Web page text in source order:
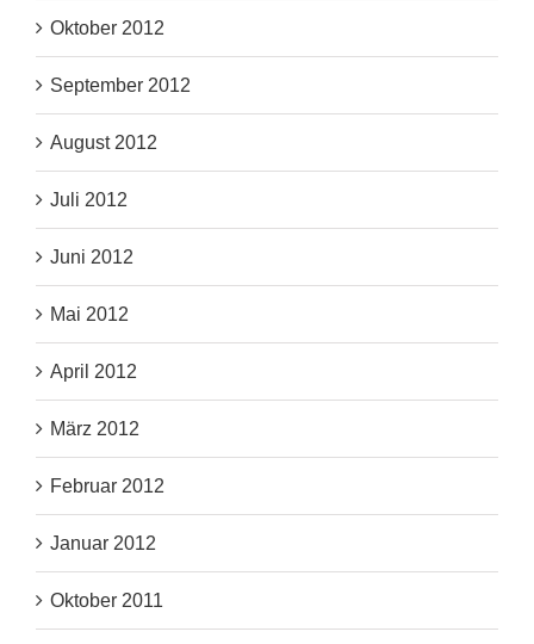
Oktober 2012
September 2012
August 2012
Juli 2012
Juni 2012
Mai 2012
April 2012
März 2012
Februar 2012
Januar 2012
Oktober 2011